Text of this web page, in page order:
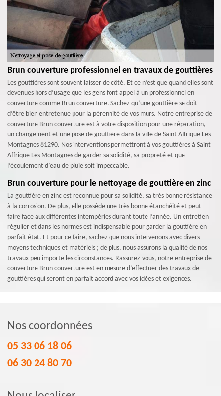
Brun couverture professionnel en travaux de gouttières
Les gouttières sont souvent laisser de côté. Et ce n’est que quand elles sont
devenues hors d’usage que les gens font appel à un professionnel en
couverture comme Brun couverture. Sachez qu’une gouttière se doit
d’être bien entretenue pour la pérennité de vos murs. Notre entreprise de
couverture Brun couverture est à votre disposition pour une réparation,
un changement et une pose de gouttière dans la ville de Saint Affrique Les
Montagnes 81290. Nos interventions permettront à vos gouttières à Saint
Affrique Les Montagnes de garder sa solidité, sa propreté et que
l’écoulement d’eau de pluie soit impeccable.
Brun couverture pour le nettoyage de gouttière en zinc
La gouttière en zinc est reconnue pour sa solidité, sa très bonne résistance
à la corrosion. De plus, elle possède une très bonne étanchéité et peut
faire face aux différentes intempéries durant toute l’année. Un entretien
régulier et dans les normes est indispensable pour garder la gouttière en
parfait état. Et pour ce faire, sachez que nous intervenons avec divers
moyens techniques et matériels ; de plus, nous assurons la qualité de nos
travaux peu importe les circonstances. Rassurez-vous, notre entreprise de
couverture Brun couverture est en mesure d’effectuer des travaux de
gouttières qui seront en parfait accord avec vos idées et exigences.
Nos coordonnées
05 33 06 18 06
06 30 24 80 70